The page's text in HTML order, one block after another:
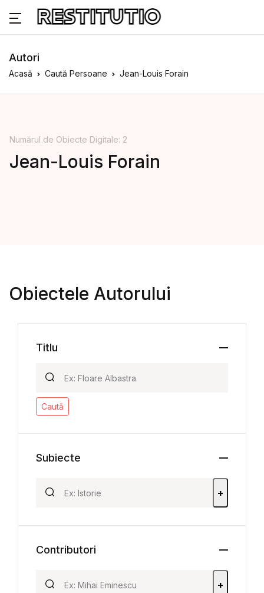
Autori
Acasă Caută Persoane Jean-Louis Forain
Numărul de Obiecte Digitale: 2
Jean-Louis Forain
Obiectele Autorului
Titlu
Caută
Subiecte
+
Contributori
+